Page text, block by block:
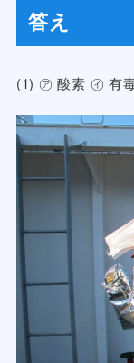
答え
(1) ㋐ 酸素 ㋑ 有